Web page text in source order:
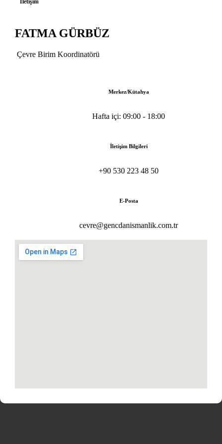
FATMA GÜRBÜZ
Çevre Birim Koordinatörü
Merkez/Kütahya
Hafta içi: 09:00 - 18:00
İletişim Bilgileri
+90 530 223 48 50
E-Posta
cevre@gencdanismanlik.com.tr